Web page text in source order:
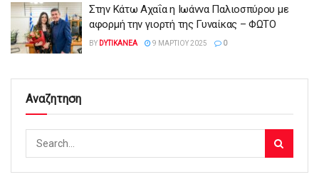
Στην Κάτω Αχαΐα η Ιωάννα Παλιοσπύρου με
αφορμή την γιορτή της Γυναίκας – ΦΩΤΟ
BY DYTIKANEA 9 ΜΑΡΤΊΟΥ 2025 0
Αναζητηση